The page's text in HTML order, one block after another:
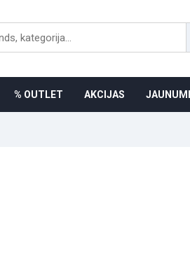
% OUTLET AKCIJAS JAUNUMI